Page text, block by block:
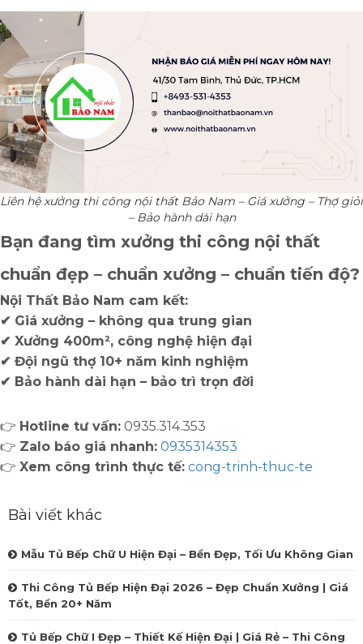
Liên hệ xưởng thi công nội thất Bảo Nam – Giá xưởng – Thợ giỏi
– Bảo hành dài hạn
Bạn đang tìm xưởng thi công nội thất
chuẩn đẹp – chuẩn xưởng – chuẩn tiến độ?
Nội Thất Bảo Nam cam kết:
✔ Giá xưởng – không qua trung gian
✔ Xưởng 400m², công nghệ hiện đại
✔ Đội ngũ thợ 10+ năm kinh nghiệm
✔ Bảo hành dài hạn – bảo trì trọn đời
👉 Hotline tư vấn: 0935.314.353
👉 Zalo báo giá nhanh: 0935314353
👉 Xem công trình thực tế: cong-trinh-thuc-te
Bài viết khác
Mẫu Tủ Bếp Chữ U Hiện Đại – Bền Đẹp, Tối Ưu Không Gian
Thi Công Tủ Bếp Hiện Đại 2026 – Đẹp Chuẩn Xưởng | Giá
Tốt, Bền 20+ Năm
Tủ Bếp Chữ I Đẹp – Thiết Kế Hiện Đại | Giá Rẻ – Thi Công